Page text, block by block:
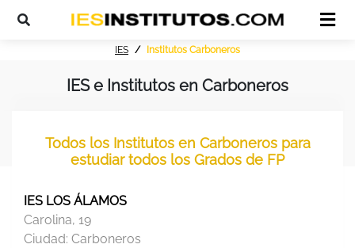
IES Institutos Carboneros
IES e Institutos en Carboneros
Todos los Institutos en Carboneros para
estudiar todos los Grados de FP
IES LOS ÁLAMOS
Carolina, 19
Ciudad: Carboneros